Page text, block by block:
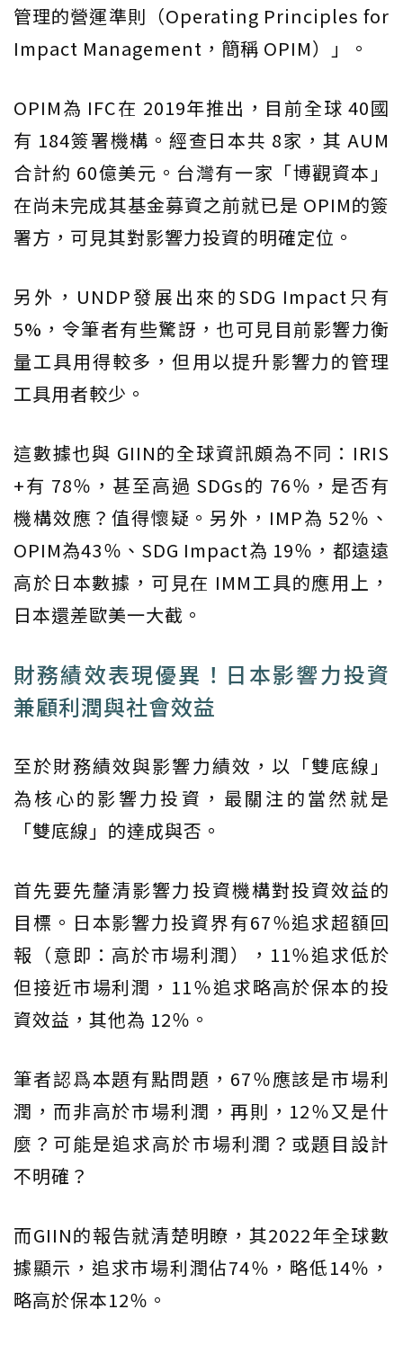
管理的營運準則（Operating Principles for
Impact Management，簡稱 OPIM）」。
OPIM為 IFC在 2019年推出，目前全球 40國
有 184簽署機構。經查日本共 8家，其 AUM
合計約 60億美元。台灣有一家「博觀資本」
在尚未完成其基金募資之前就已是 OPIM的簽
署方，可見其對影響力投資的明確定位。
另外，UNDP發展出來的SDG Impact只有
5%，令筆者有些驚訝，也可見目前影響力衡
量工具用得較多，但用以提升影響力的管理
工具用者較少。
這數據也與 GIIN的全球資訊頗為不同：IRIS
+有 78％，甚至高過 SDGs的 76％，是否有
機構效應？值得懷疑。另外，IMP為 52％、
OPIM為43％、SDG Impact為 19％，都遠遠
高於日本數據，可見在 IMM工具的應用上，
日本還差歐美一大截。
財務績效表現優異！日本影響力投資
兼顧利潤與社會效益
至於財務績效與影響力績效，以「雙底線」
為核心的影響力投資，最關注的當然就是
「雙底線」的達成與否。
首先要先釐清影響力投資機構對投資效益的
目標。日本影響力投資界有67％追求超額回
報（意即：高於市場利潤），11％追求低於
但接近市場利潤，11％追求略高於保本的投
資效益，其他為 12％。
筆者認爲本題有點問題，67％應該是市場利
潤，而非高於市場利潤，再則，12％又是什
麼？可能是追求高於市場利潤？或題目設計
不明確？
而GIIN的報告就清楚明瞭，其2022年全球數
據顯示，追求市場利潤佔74％，略低14％，
略高於保本12％。